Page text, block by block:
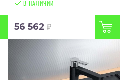
В НАЛИЧИИ
56 562